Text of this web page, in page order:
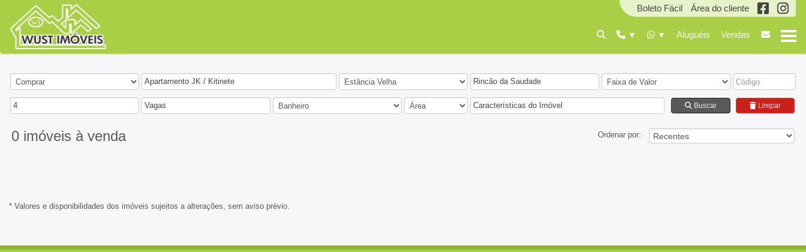
Boleto Fácil Área do cliente
Aluguéis Vendas
Apartamento JK / Kitinete Rincão da Saudade
4 Vagas Características do Imóvel Buscar Limpar
0 imóveis à venda Ordenar por:
* Valores e disponibilidades dos imóveis sujeitos a alterações, sem aviso prévio.